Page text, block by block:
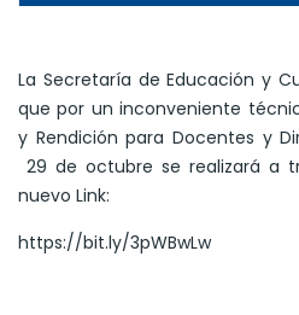
La Secretaría de Educación y
que por un inconveniente
y Rendición para Docentes y
29 de octubre se realizará a
nuevo Link:
https://bit.ly/3pWBwLw